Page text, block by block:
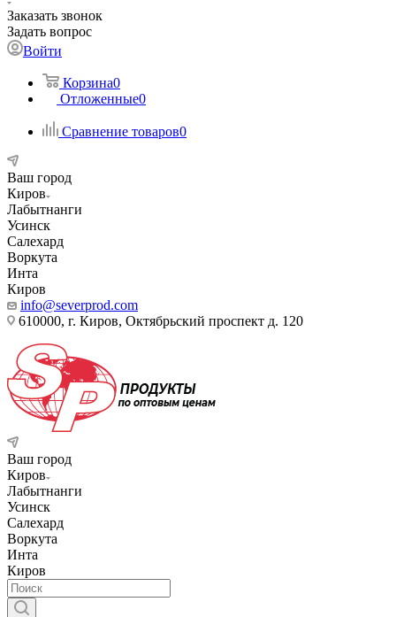
Заказать звонок
Задать вопрос
Войти
Корзина0
Отложенные0
Сравнение товаров0
Ваш город
Киров
Лабытнанги
Усинск
Салехард
Воркута
Инта
Киров
info@severprod.com
610000, г. Киров, Октябрьский проспект д. 120
Ваш город
Киров
Лабытнанги
Усинск
Салехард
Воркута
Инта
Киров